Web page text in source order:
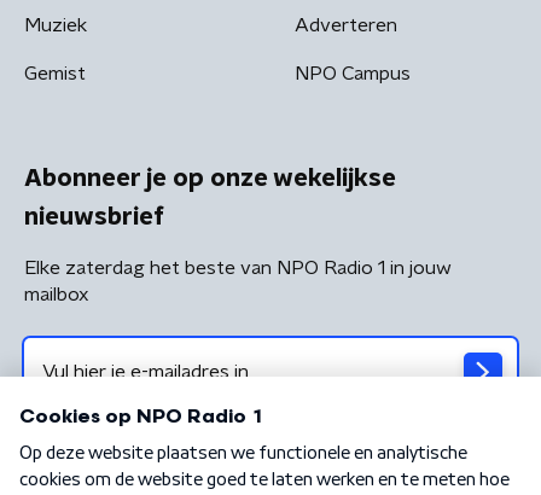
Muziek
Gemist
Adverteren
NPO Campus
Abonneer je op onze wekelijkse
nieuwsbrief
Elke zaterdag het beste van NPO Radio 1 in jouw
mailbox